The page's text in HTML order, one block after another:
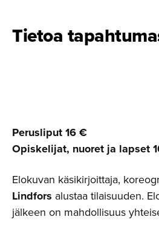
Tietoa
Perusliput 16 €
Opiskelijat, nuoret ja lapset
Elokuvan käsikirjoittaja,
Lindfors alustaa tilaisuuden.
jälkeen on mahdollisuus